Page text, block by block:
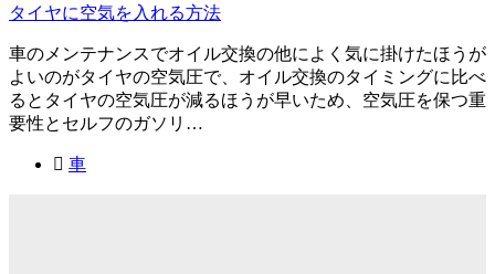
タイヤに空気を入れる方法
車のメンテナンスでオイル交換の他によく気に掛けたほうが
よいのがタイヤの空気圧で、オイル交換のタイミングに比べ
るとタイヤの空気圧が減るほうが早いため、空気圧を保つ重
要性とセルフのガソリ…
車